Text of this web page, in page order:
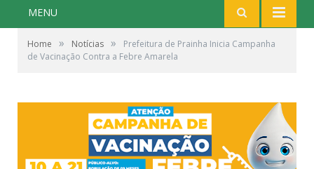
MENU
Home » Notícias »
Prefeitura de Prainha Inicia Campanha
de Vacinação Contra a Febre Amarela